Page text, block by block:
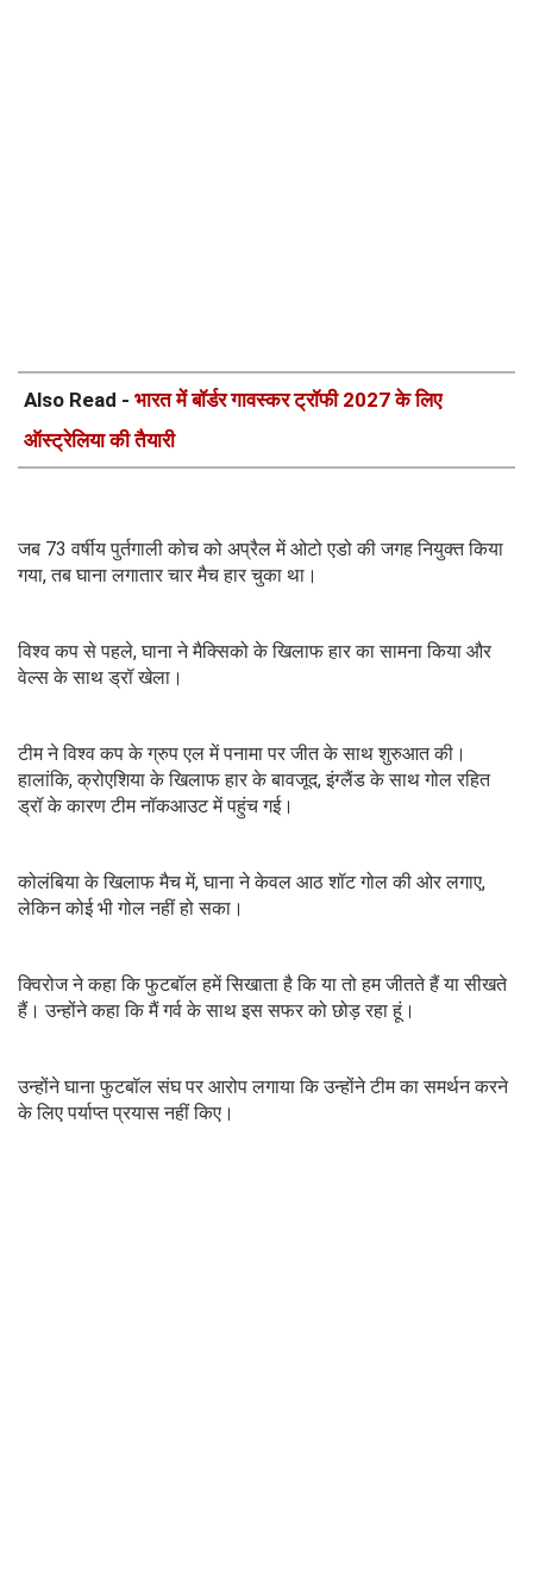
Also Read - भारत में बॉर्डर गावस्कर ट्रॉफी 2027 के लिए
ऑस्ट्रेलिया की तैयारी
जब 73 वर्षीय पुर्तगाली कोच को अप्रैल में ओटो एडो की जगह नियुक्त किया
गया, तब घाना लगातार चार मैच हार चुका था।
विश्व कप से पहले, घाना ने मैक्सिको के खिलाफ हार का सामना किया और
वेल्स के साथ ड्रॉ खेला।
टीम ने विश्व कप के ग्रुप एल में पनामा पर जीत के साथ शुरुआत की।
हालांकि, क्रोएशिया के खिलाफ हार के बावजूद, इंग्लैंड के साथ गोल रहित
ड्रॉ के कारण टीम नॉकआउट में पहुंच गई।
कोलंबिया के खिलाफ मैच में, घाना ने केवल आठ शॉट गोल की ओर लगाए,
लेकिन कोई भी गोल नहीं हो सका।
क्विरोज ने कहा कि फुटबॉल हमें सिखाता है कि या तो हम जीतते हैं या सीखते
हैं। उन्होंने कहा कि मैं गर्व के साथ इस सफर को छोड़ रहा हूं।
उन्होंने घाना फुटबॉल संघ पर आरोप लगाया कि उन्होंने टीम का समर्थन करने
के लिए पर्याप्त प्रयास नहीं किए।